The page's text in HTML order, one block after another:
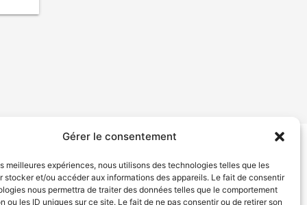
Gérer le consentement
meilleures expériences, nous utilisons des technologies telles que les
stocker et/ou accéder aux informations des appareils. Le fait de consentir
nous permettra de traiter des données telles que le comportement
ou les ID uniques sur ce site. Le fait de ne pas consentir ou de retirer son
de services Politique de confidentialité